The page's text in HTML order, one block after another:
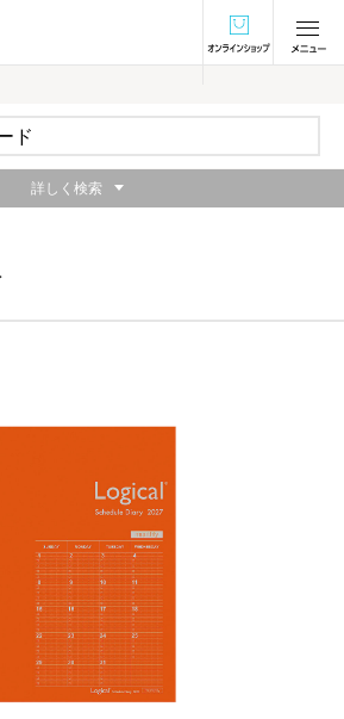
オンラインショ
詳しく検索